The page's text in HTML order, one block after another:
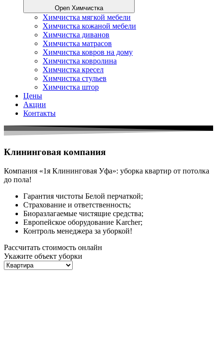
Open Химчистка
Химчистка мягкой мебели
Химчистка кожаной мебели
Химчистка диванов
Химчистка матрасов
Химчистка ковров на дому
Химчистка ковролина
Химчистка кресел
Химчистка стульев
Химчистка штор
Цены
Акции
Контакты
Клининговая компания
Компания «1я Клининговая Уфа»: уборка квартир от потолка
до пола!
Гарантия чистоты Белой перчаткой;
Страхование и ответственность;
Биоразлагаемые чистящие средства;
Европейское оборудование Karcher;
Контроль менеджера за уборкой!
Рассчитать стоимость онлайн
Укажите объект уборки